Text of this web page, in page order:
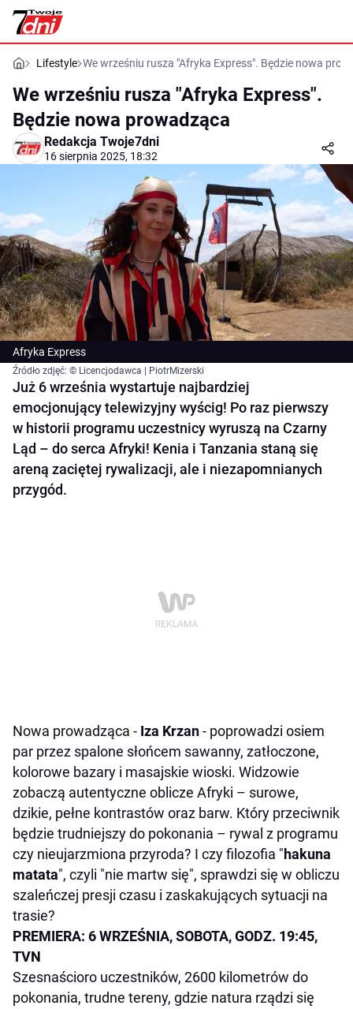
Lifestyle We wrześniu rusza "Afryka Express". Będzie nowa
We wrześniu rusza "Afryka Express".
Będzie nowa prowadząca
Redakcja Twoje7dni
16 sierpnia 2025, 18:32
Afryka Express
Źródło zdjęć: © Licencjodawca | PiotrMizerski
Już 6 września wystartuje najbardziej
emocjonujący telewizyjny wyścig! Po raz pierwszy
w historii programu uczestnicy wyruszą na Czarny
Ląd – do serca Afryki! Kenia i Tanzania staną się
areną zaciętej rywalizacji, ale i niezapomnianych
przygód.
Nowa prowadząca - Iza Krzan- poprowadzi osiem
par przez spalone słońcem sawanny, zatłoczone,
kolorowe bazary i masajskie wioski. Widzowie
zobaczą autentyczne oblicze Afryki – surowe,
dzikie, pełne kontrastów oraz barw. Który przeciwnik
będzie trudniejszy do pokonania – rywal z programu
czy nieujarzmiona przyroda? I czy filozofia "hakuna
matata", czyli "nie martw się", sprawdzi się w obliczu
szaleńczej presji czasu i zaskakujących sytuacji na
trasie?
PREMIERA: 6 WRZEŚNIA, SOBOTA, GODZ. 19:45,
TVN
Szesnaścioro uczestników, 2600 kilometrów do
pokonania, trudne tereny, gdzie natura rządzi się